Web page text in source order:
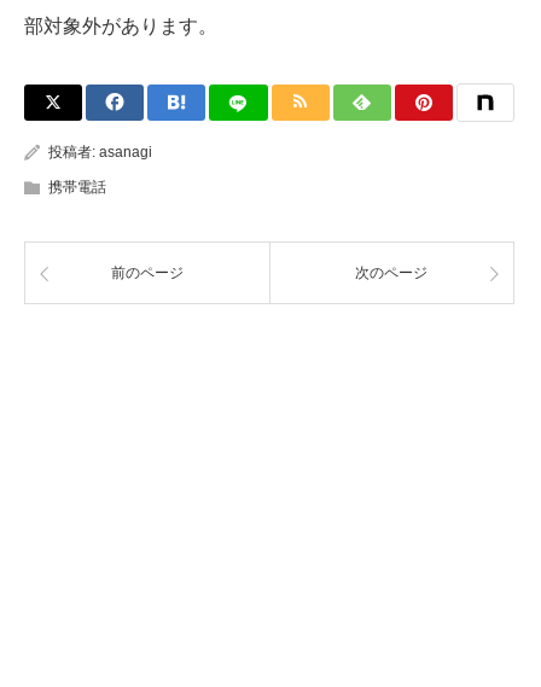
部対象外があります。
投稿者: asanagi
携帯電話
前のページ 次のページ